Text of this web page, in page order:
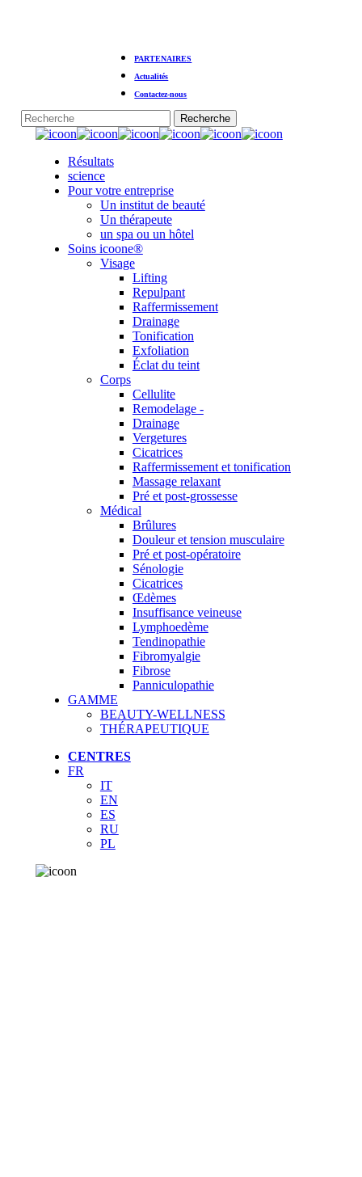
PARTENAIRES
Actualités
Contactez-nous
Recherche
Fermer
recherche
Menu
Résultats
science
Pour votre entreprise
Un institut de beauté
Un thérapeute
un spa ou un hôtel
Soins icoone®
Visage
Lifting
Repulpant
Raffermissement
Drainage
Tonification
Exfoliation
Éclat du teint
Corps
Cellulite
Remodelage -
Drainage
Vergetures
Cicatrices
Raffermissement et tonification
Massage relaxant
Pré et post-grossesse
Médical
Brûlures
Douleur et tension musculaire
Pré et post-opératoire
Sénologie
Cicatrices
Œdèmes
Insuffisance veineuse
Lymphoedème
Tendinopathie
Fibromyalgie
Fibrose
Panniculopathie
GAMME
BEAUTY-WELLNESS
THÉRAPEUTIQUE
CENTRES
FR
IT
EN
ES
RU
PL